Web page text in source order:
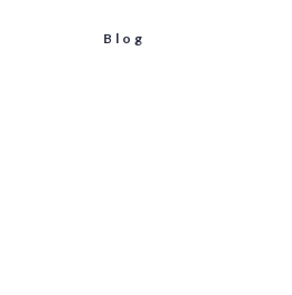
Blog